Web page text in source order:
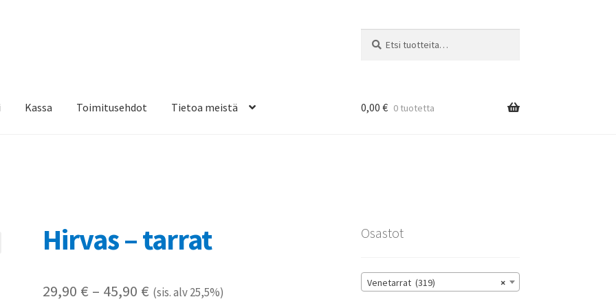
Kassa Toimitusehdot Tietoa meistä
& teippausten poisto
0,00 € 0 tuotetta
Hirvas – tarrat
29,90 € – 45,90 € Hintaluokka:
(sis. alv 25,5%)
Osastot
×
Venetarrat (319)